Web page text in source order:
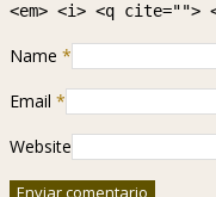
<em> <i> <q cite="">
Name *
Email *
Website